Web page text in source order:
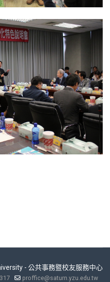
- 公共事務暨校友服務中心
proffice@saturn.yzu.edu.tw